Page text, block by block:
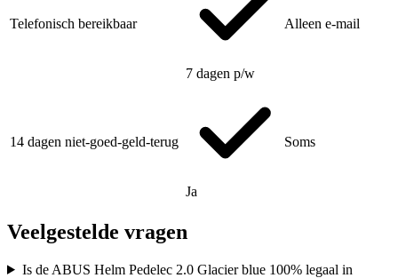
Telefonisch bereikbaar
7 dagen p/w
Alleen e-mail
14 dagen niet-goed-geld-terug
Ja
Soms
Veelgestelde vragen
Is de ABUS Helm Pedelec 2.0 Glacier blue 100% legaal in